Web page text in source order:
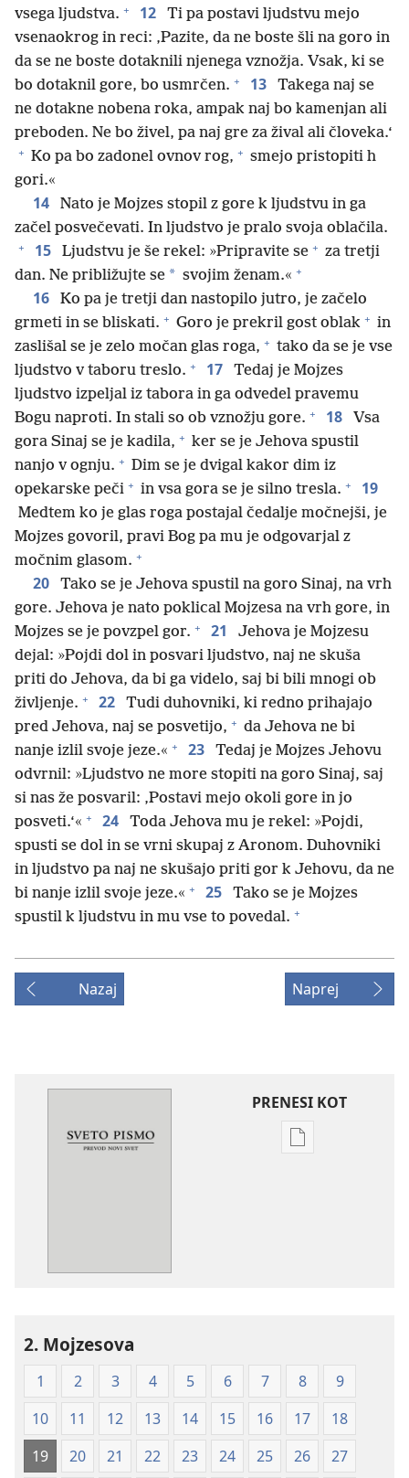
vsega ljudstva. + 12
Ti pa postavi ljudstvu mejo
vsenaokrog in reci: ‚Pazite, da ne boste šli na goro in
da se ne boste dotaknili njenega vznožja. Vsak, ki se
bo dotaknil gore, bo usmrčen. + 13
Takega naj se
ne dotakne nobena roka, ampak naj bo kamenjan ali
preboden. Ne bo živel, pa naj gre za žival ali človeka.‘
+ Ko pa bo zadonel ovnov rog, + smejo pristopiti h
gori.«
14
Nato je Mojzes stopil z gore k ljudstvu in ga
začel posvečevati. In ljudstvo je pralo svoja oblačila.
+ 15 Ljudstvu je še rekel: »Pripravite se + za tretji
dan. Ne približujte se * svojim ženam.« +
16
Ko pa je tretji dan nastopilo jutro, je začelo
grmeti in se bliskati. + Goro je prekril gost oblak + in
zaslišal se je zelo močan glas roga, + tako da se je vse
ljudstvo v taboru treslo. + 17
Tedaj je Mojzes
ljudstvo izpeljal iz tabora in ga odvedel pravemu
Bogu naproti. In stali so ob vznožju gore. + 18
Vsa
gora Sinaj se je kadila, + ker se je Jehova spustil
nanjo v ognju. + Dim se je dvigal kakor dim iz
opekarske peči + in vsa gora se je silno tresla. + 19
Medtem ko je glas roga postajal čedalje močnejši, je
Mojzes govoril, pravi Bog pa mu je odgovarjal z
močnim glasom. +
20
Tako se je Jehova spustil na goro Sinaj, na vrh
gore. Jehova je nato poklical Mojzesa na vrh gore, in
Mojzes se je povzpel gor. + 21
Jehova je Mojzesu
dejal: »Pojdi dol in posvari ljudstvo, naj ne skuša
priti do Jehova, da bi ga videlo, saj bi bili mnogi ob
življenje. + 22
Tudi duhovniki, ki redno prihajajo
pred Jehova, naj se posvetijo, + da Jehova ne bi
nanje izlil svoje jeze.« + 23
Tedaj je Mojzes Jehovu
odvrnil: »Ljudstvo ne more stopiti na goro Sinaj, saj
si nas že posvaril: ‚Postavi mejo okoli gore in jo
posveti.‘« + 24
Toda Jehova mu je rekel: »Pojdi,
spusti se dol in se vrni skupaj z Aronom. Duhovniki
in ljudstvo pa naj ne skušajo priti gor k Jehovu, da ne
bi nanje izlil svoje jeze.« + 25
Tako se je Mojzes
spustil k ljudstvu in mu vse to povedal. +
Nazaj Naprej
PRENESI KOT
Možnosti
(izdano 2009)
2. Mojzesova
1 2 3 4 5 6 7 8
9
10
11 12 13 14 15 16 17
18
19
20 21 22 23 24 25 26
27